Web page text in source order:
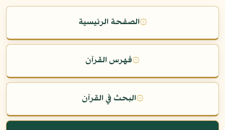
۞الصفحة الرئيسية
۞فهرس القرآن
۞البحث في القرآن